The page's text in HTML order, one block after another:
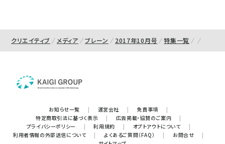
クリエイティブ メディア ブレーン 2017年10月号 特集一覧
お知らせ一覧 | 運営会社 | 免責事項
|
特定商取引法に基づく表示
| 広告掲載・協賛のご案内
|
プライバシーポリシー
| 利用規約 | オプトアウトについて
|
利用者情報の外部送信について
| よくあるご質問（FAQ） | お問合せ
|